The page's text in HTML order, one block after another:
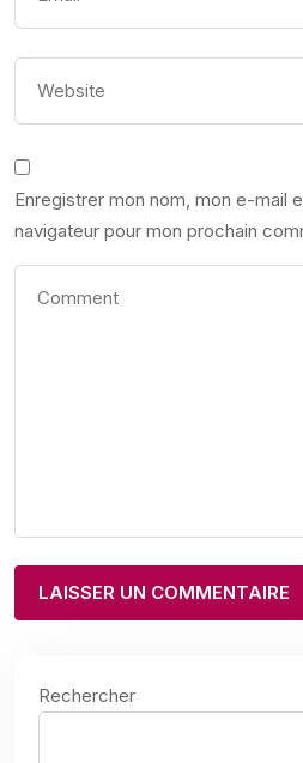
Enregistrer mon nom, mon e-mail
navigateur pour mon prochain
Rechercher